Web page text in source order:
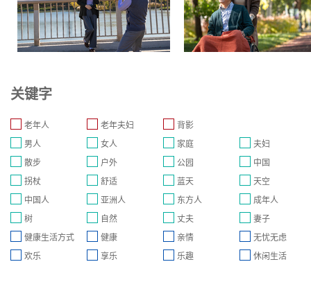
关键字
老年人 老年夫妇
背影
男人
女人 家庭
夫妇
散步
户外 公园
中国
拐杖
舒适 蓝天
天空
中国人
亚洲人 东方人
成年人
树
自然 丈夫
妻子
健康生活方式
健康 亲情
无忧无虑
欢乐
享乐 乐趣 休闲生活